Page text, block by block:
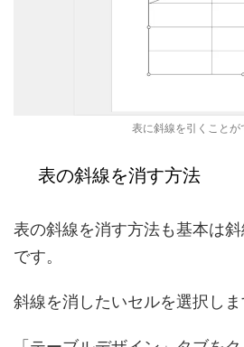
表に斜線を引くことが
表の斜線を消す方法
表の斜線を消す方法も基本は
です。
斜線を消したいセルを選択し